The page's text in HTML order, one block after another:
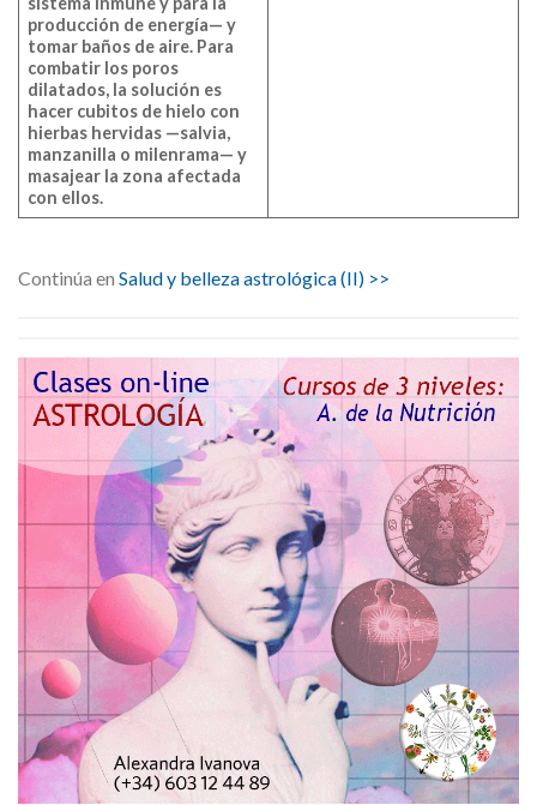
producción de energía— y
tomar baños de aire. Para
combatir los poros
dilatados, la solución es
hacer cubitos de hielo con
hierbas hervidas —salvia,
manzanilla o milenrama— y
masajear la zona afectada
con ellos.
Continúa en Salud y belleza astrológica (II) >>